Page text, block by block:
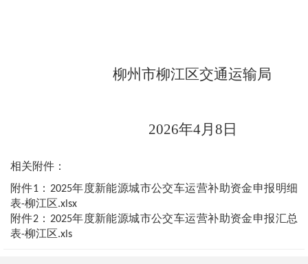
柳州市柳江区交通运输局
2026年4月8日
相关附件：
附件1：2025年度新能源城市公交车运营补助资金申报明细
表-柳江区.xlsx
附件2：2025年度新能源城市公交车运营补助资金申报汇总
表-柳江区.xls